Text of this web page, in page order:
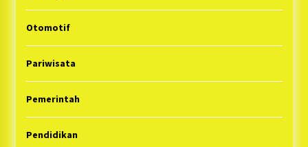
Otomotif
Pariwisata
Pemerintah
Pendidikan